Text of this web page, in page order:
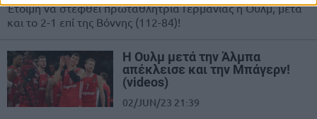
Έτοιμη να στεφθεί πρωταθλήτρια Γερμανίας η Ουλμ, μετά
και το 2-1 επί της Βόννης (112-84)!
Η Ουλμ μετά την Άλμπα
απέκλεισε και την Μπάγερν!
(videos)
02/JUN/23 21:39